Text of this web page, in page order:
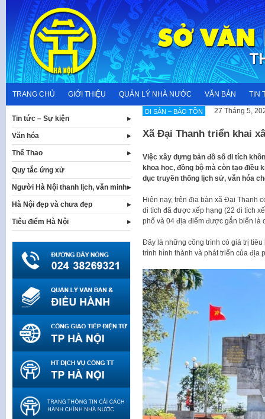
content
TRANG CHỦ GIỚI THIỆU QUẢN LÝ NHÀ NƯỚC VĂN BẢN TIN
DI SẢN – BẢO TỒN 27 Tháng 5,
Xã Đại Thanh triển khai
Việc xây dựng bản đồ số di tích
khoa học, đồng bộ mà còn tạo điều
dục truyền thống lịch sử, văn hóa
Hiện nay, trên địa bàn xã Đại Thanh
di tích đã được xếp hạng (22 di tích
phố và 04 địa điểm được gắn biển là
Đây là những công trình có giá trị
trình hình thành và phát triển của địa
Tin tức – Sự kiện
Văn hóa
Thể Thao
Quy tắc ứng xử
Người Hà Nội thanh lịch, văn minh
Hà Nội đẹp và chưa đẹp
Tiêu điểm Hà Nội